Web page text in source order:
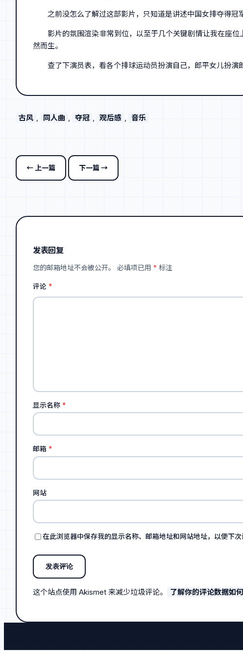
之前没怎么了解过这部影片，只知道是讲述中国女排夺得冠
影片的氛围渲染非常到位，以至于几个关键剧情让我在座
然而生。
查了下演员表，看各个排球运动员扮演自己，郎平女儿扮
古风 , 同人曲 , 夺冠 , 观后感 , 音乐
← 上一篇 下一篇 →
发表回复
您的邮箱地址不会被公开。 必填项已用 * 标注
评论 *
显示名称 *
邮箱 *
网站
在此浏览器中保存我的显示名称、邮箱地址和网站地址，以便下次
这个站点使用 Akismet 来减少垃圾评论。 了解你的评论数据如